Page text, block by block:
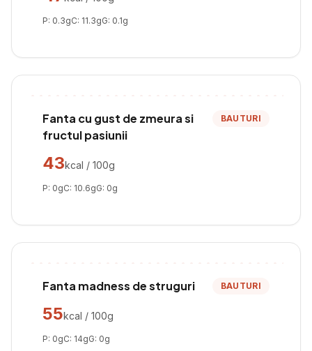
P: 0.3gC: 11.3gG: 0.1g
Fanta cu gust de zmeura si
fructul pasiunii
BAUTURI
43kcal / 100g
P: 0gC: 10.6gG: 0g
Fanta madness de struguri BAUTURI
55kcal / 100g
P: 0gC: 14gG: 0g